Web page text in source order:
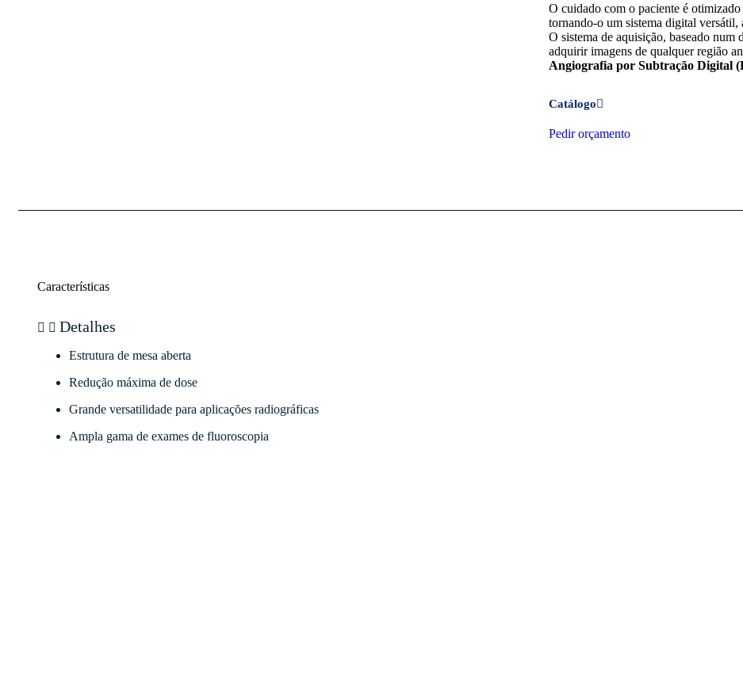
O cuidado com o paciente é
tornando-o um sistema digital versátil,
O sistema de aquisição, baseado
adquirir imagens de qualquer região
Angiografia por Subtração Digital
Catálogo
Pedir orçamento
Características
Detalhes
Estrutura de mesa aberta
Redução máxima de dose
Grande versatilidade para aplicações radiográficas
Ampla gama de exames de fluoroscopia